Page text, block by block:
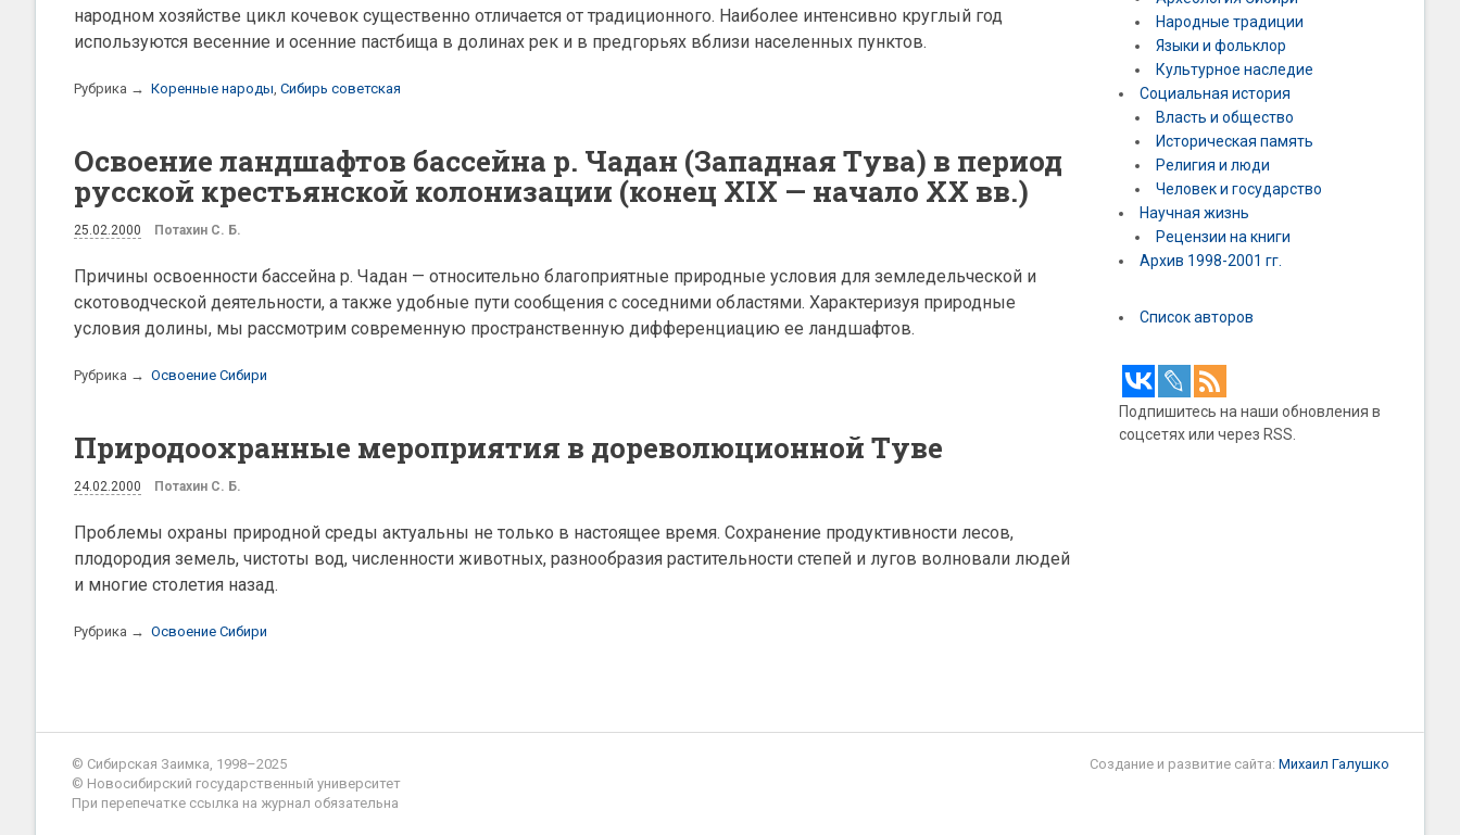
народном хозяйстве цикл кочевок существенно отличается от традиционного. Наиболее интенсивно круглый год
используются весенние и осенние пастбища в долинах рек и в предгорьях вблизи населенных пунктов.
Рубрика → Коренные народы, Сибирь советская
Освоение ландшафтов бассейна р. Чадан (Западная Тува) в период
русской крестьянской колонизации (конец XIX — начало XX вв.)
25.02.2000 Потахин С. Б.
Причины освоенности бассейна р. Чадан — относительно благоприятные природные условия для земледельческой и
скотоводческой деятельности, а также удобные пути сообщения с соседними областями. Характеризуя природные
условия долины, мы рассмотрим современную пространственную дифференциацию ее ландшафтов.
Рубрика → Освоение Сибири
Природоохранные мероприятия в дореволюционной Туве
24.02.2000 Потахин С. Б.
Проблемы охраны природной среды актуальны не только в настоящее время. Сохранение продуктивности лесов,
плодородия земель, чистоты вод, численности животных, разнообразия растительности степей и лугов волновали людей
и многие столетия назад.
Рубрика → Освоение Сибири
Народные традиции
Языки и фольклор
Культурное наследие
Социальная история
Власть и общество
Историческая память
Религия и люди
Человек и государство
Научная жизнь
Рецензии на книги
Архив 1998-2001 гг.
Список авторов
Подпишитесь на наши обновления в
соцсетях или через RSS.
© Сибирская Заимка, 1998–2025
© Новосибирский государственный университет
При перепечатке ссылка на журнал обязательна
Создание и развитие сайта: Михаил Галушко